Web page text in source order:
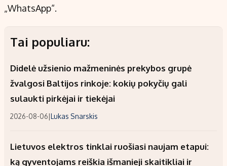
„WhatsApp“.
Tai populiaru:
Didelė užsienio mažmeninės prekybos grupė
žvalgosi Baltijos rinkoje: kokių pokyčių gali
sulaukti pirkėjai ir tiekėjai
2026-08-06|Lukas Snarskis
Lietuvos elektros tinklai ruošiasi naujam etapui:
ką gyventojams reiškia išmanieji skaitikliai ir